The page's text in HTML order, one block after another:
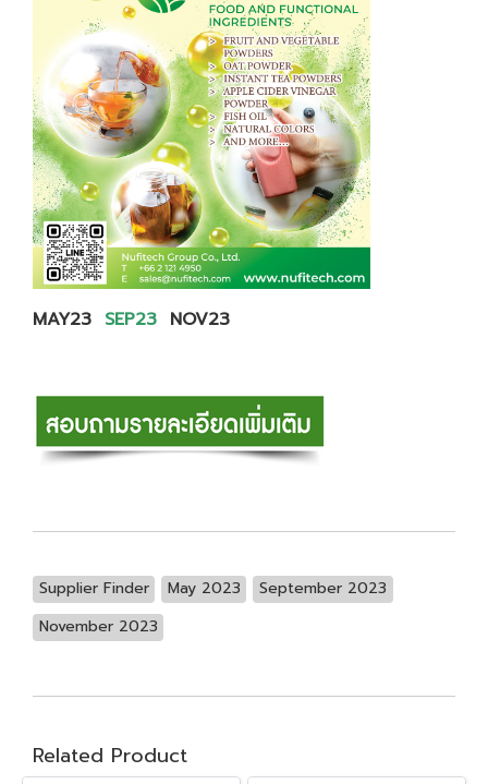
MAY23 SEP23 NOV23
Supplier Finder May 2023
September 2023
November 2023
Related Product